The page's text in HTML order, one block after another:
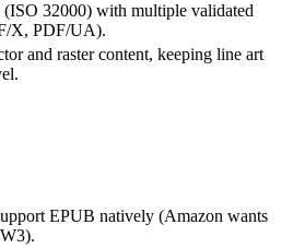
(ISO 32000) with multiple validated
X, PDF/UA).
and raster content, keeping line art
EPUB natively (Amazon wants